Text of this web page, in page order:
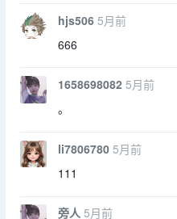
hjs506 5月前
666
1658698082 5月前
。
li7806780 5月前
111
旁人 5月前